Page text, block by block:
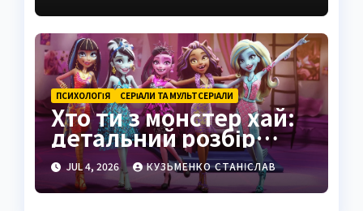
ПСИХОЛОГІЯ СЕРІАЛИ ТА МУЛЬТСЕРІАЛИ
Хто ти з монстер хай:
детальний розбір
персонажів та шлях
до самопізнання
JUL 4, 2026 КУЗЬМЕНКО СТАНІСЛАВ